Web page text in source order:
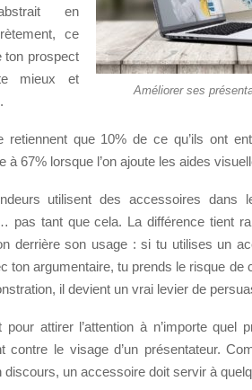
Améliorer ses
en
ce
ton prospect
mieux et
que 10% de ce qu’ils ont
67% lorsque l’on ajoute les aides
utilisent des accessoires dans
pas tant que cela. La différence tient
derrière son usage : si tu utilises un
ton argumentaire, tu prends le risque de
il devient un vrai levier de
attirer l’attention à n’importe quel
contre le visage d’un présentateur.
un accessoire doit servir à